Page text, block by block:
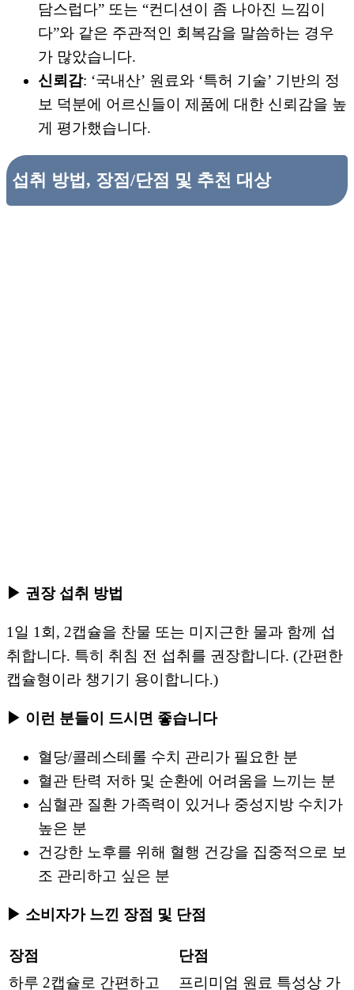
담스럽다” 또는 “컨디션이 좀 나아진 느낌이
다”와 같은 주관적인 회복감을 말씀하는 경우
가 많았습니다.
신뢰감: ‘국내산’ 원료와 ‘특허 기술’ 기반의 정
보 덕분에 어르신들이 제품에 대한 신뢰감을 높
게 평가했습니다.
섭취 방법, 장점/단점 및 추천 대상
▶ 권장 섭취 방법
1일 1회, 2캡슐을 찬물 또는 미지근한 물과 함께 섭
취합니다. 특히 취침 전 섭취를 권장합니다. (간편한
캡슐형이라 챙기기 용이합니다.)
▶ 이런 분들이 드시면 좋습니다
혈당/콜레스테롤 수치 관리가 필요한 분
혈관 탄력 저하 및 순환에 어려움을 느끼는 분
심혈관 질환 가족력이 있거나 중성지방 수치가
높은 분
건강한 노후를 위해 혈행 건강을 집중적으로 보
조 관리하고 싶은 분
▶ 소비자가 느낀 장점 및 단점
장점
단점
하루 2캡슐로 간편하고
프리미엄 원료 특성상 가